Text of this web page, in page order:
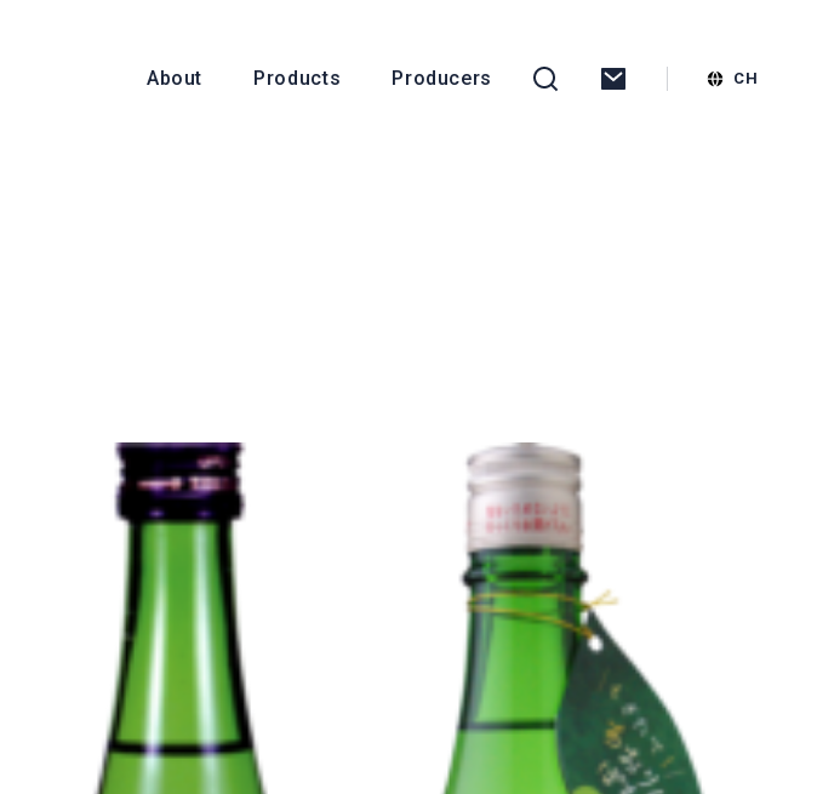
About Products Producers